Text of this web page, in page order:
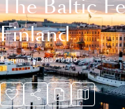
The Baltic
Finland
Viagem#SL280719010